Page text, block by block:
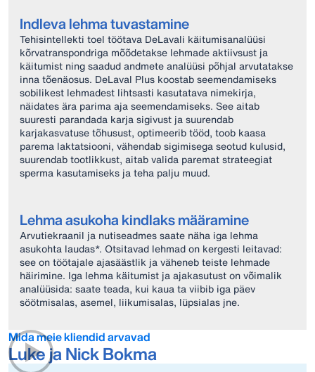
Indleva lehma tuvastamine
Tehisintellekti toel töötava DeLavali käitumisanalüüsi
kõrvatranspondriga mõõdetakse lehmade aktiivsust ja
käitumist ning saadud andmete analüüsi põhjal arvutatakse
inna tõenäosus. DeLaval Plus koostab seemendamiseks
sobilikest lehmadest lihtsasti kasutatava nimekirja,
näidates ära parima aja seemendamiseks. See aitab
suuresti parandada karja sigivust ja suurendab
karjakasvatuse tõhusust, optimeerib tööd, toob kaasa
parema laktatsiooni, vähendab sigimisega seotud kulusid,
suurendab tootlikkust, aitab valida paremat strateegiat
sperma kasutamiseks ja teha palju muud.
Lehma asukoha kindlaks määramine
Arvutiekraanil ja nutiseadmes saate näha iga lehma
asukohta laudas*. Otsitavad lehmad on kergesti leitavad:
see on töötajale ajasäästlik ja väheneb teiste lehmade
häirimine. Iga lehma käitumist ja ajakasutust on võimalik
analüüsida: saate teada, kui kaua ta viibib iga päev
söötmisalas, asemel, liikumisalas, lüpsialas jne.
Mida meie kliendid arvavad
Luke ja Nick Bokma